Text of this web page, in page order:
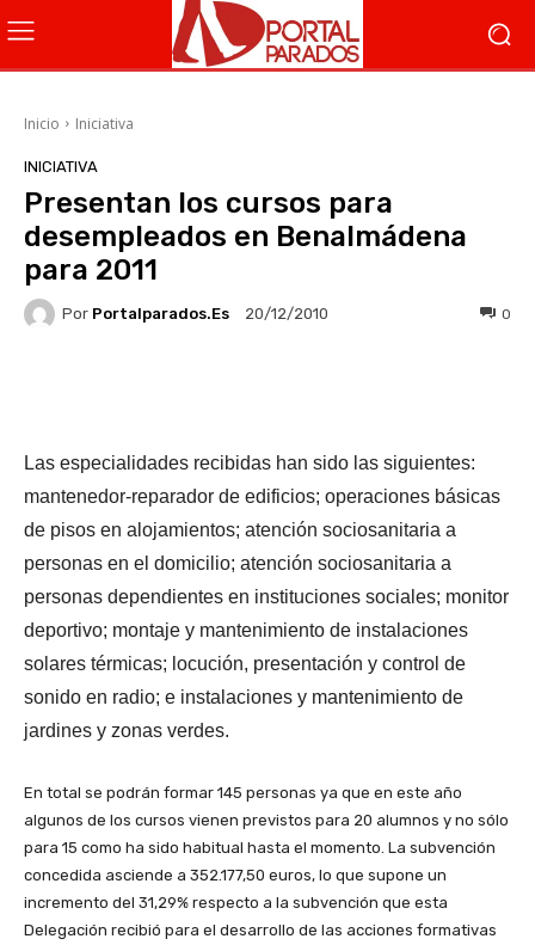
Inicio Iniciativa
INICIATIVA
Presentan los cursos para
desempleados en Benalmádena
para 2011
Por Portalparados.es 20/12/2010 0
Las especialidades recibidas han sido las siguientes:
mantenedor-reparador de edificios; operaciones básicas
de pisos en alojamientos; atención sociosanitaria a
personas en el domicilio; atención sociosanitaria a
personas dependientes en instituciones sociales; monitor
deportivo; montaje y mantenimiento de instalaciones
solares térmicas; locución, presentación y control de
sonido en radio; e instalaciones y mantenimiento de
jardines y zonas verdes.
En total se podrán formar 145 personas ya que en este año
algunos de los cursos vienen previstos para 20 alumnos y no sólo
para 15 como ha sido habitual hasta el momento. La subvención
concedida asciende a 352.177,50 euros, lo que supone un
incremento del 31,29% respecto a la subvención que esta
Delegación recibió para el desarrollo de las acciones formativas